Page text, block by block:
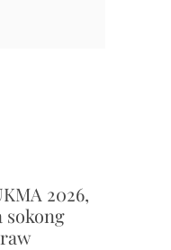
2026,
sokong